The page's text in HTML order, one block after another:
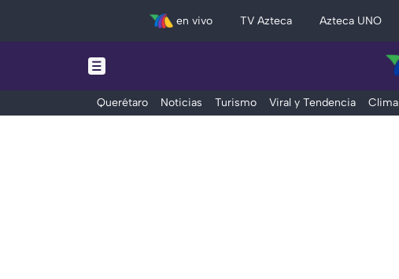
en vivo TV Azteca Azteca UNO
Querétaro Noticias Turismo Viral y Tendencia Clima